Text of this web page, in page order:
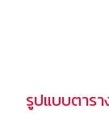
รูปแบบตาร